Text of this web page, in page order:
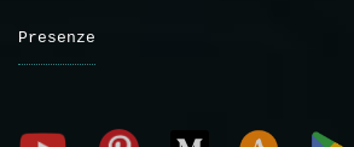
Presenze